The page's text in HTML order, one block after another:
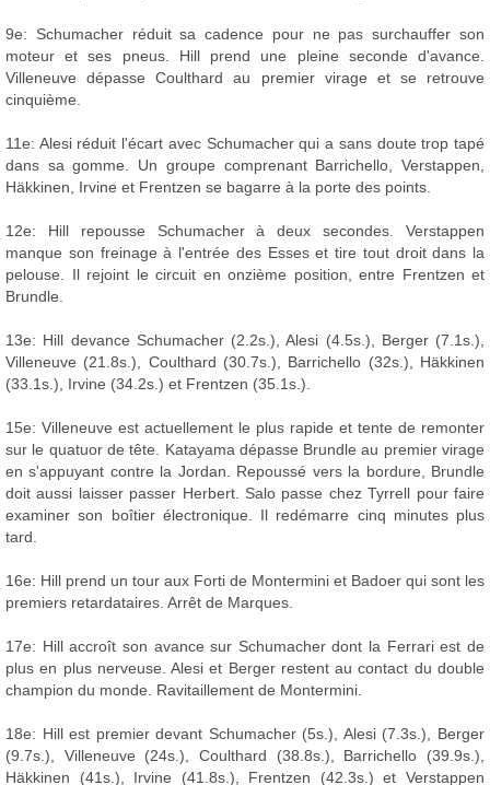
9e: Schumacher réduit sa cadence pour ne pas surchauffer son
moteur et ses pneus. Hill prend une pleine seconde d'avance.
Villeneuve dépasse Coulthard au premier virage et se retrouve
cinquième.
11e: Alesi réduit l'écart avec Schumacher qui a sans doute trop tapé
dans sa gomme. Un groupe comprenant Barrichello, Verstappen,
Häkkinen, Irvine et Frentzen se bagarre à la porte des points.
12e: Hill repousse Schumacher à deux secondes. Verstappen
manque son freinage à l'entrée des Esses et tire tout droit dans la
pelouse. Il rejoint le circuit en onzième position, entre Frentzen et
Brundle.
13e: Hill devance Schumacher (2.2s.), Alesi (4.5s.), Berger (7.1s.),
Villeneuve (21.8s.), Coulthard (30.7s.), Barrichello (32s.), Häkkinen
(33.1s.), Irvine (34.2s.) et Frentzen (35.1s.).
15e: Villeneuve est actuellement le plus rapide et tente de remonter
sur le quatuor de tête. Katayama dépasse Brundle au premier virage
en s'appuyant contre la Jordan. Repoussé vers la bordure, Brundle
doit aussi laisser passer Herbert. Salo passe chez Tyrrell pour faire
examiner son boîtier électronique. Il redémarre cinq minutes plus
tard.
16e: Hill prend un tour aux Forti de Montermini et Badoer qui sont les
premiers retardataires. Arrêt de Marques.
17e: Hill accroît son avance sur Schumacher dont la Ferrari est de
plus en plus nerveuse. Alesi et Berger restent au contact du double
champion du monde. Ravitaillement de Montermini.
18e: Hill est premier devant Schumacher (5s.), Alesi (7.3s.), Berger
(9.7s.), Villeneuve (24s.), Coulthard (38.8s.), Barrichello (39.9s.),
Häkkinen (41s.), Irvine (41.8s.), Frentzen (42.3s.) et Verstappen